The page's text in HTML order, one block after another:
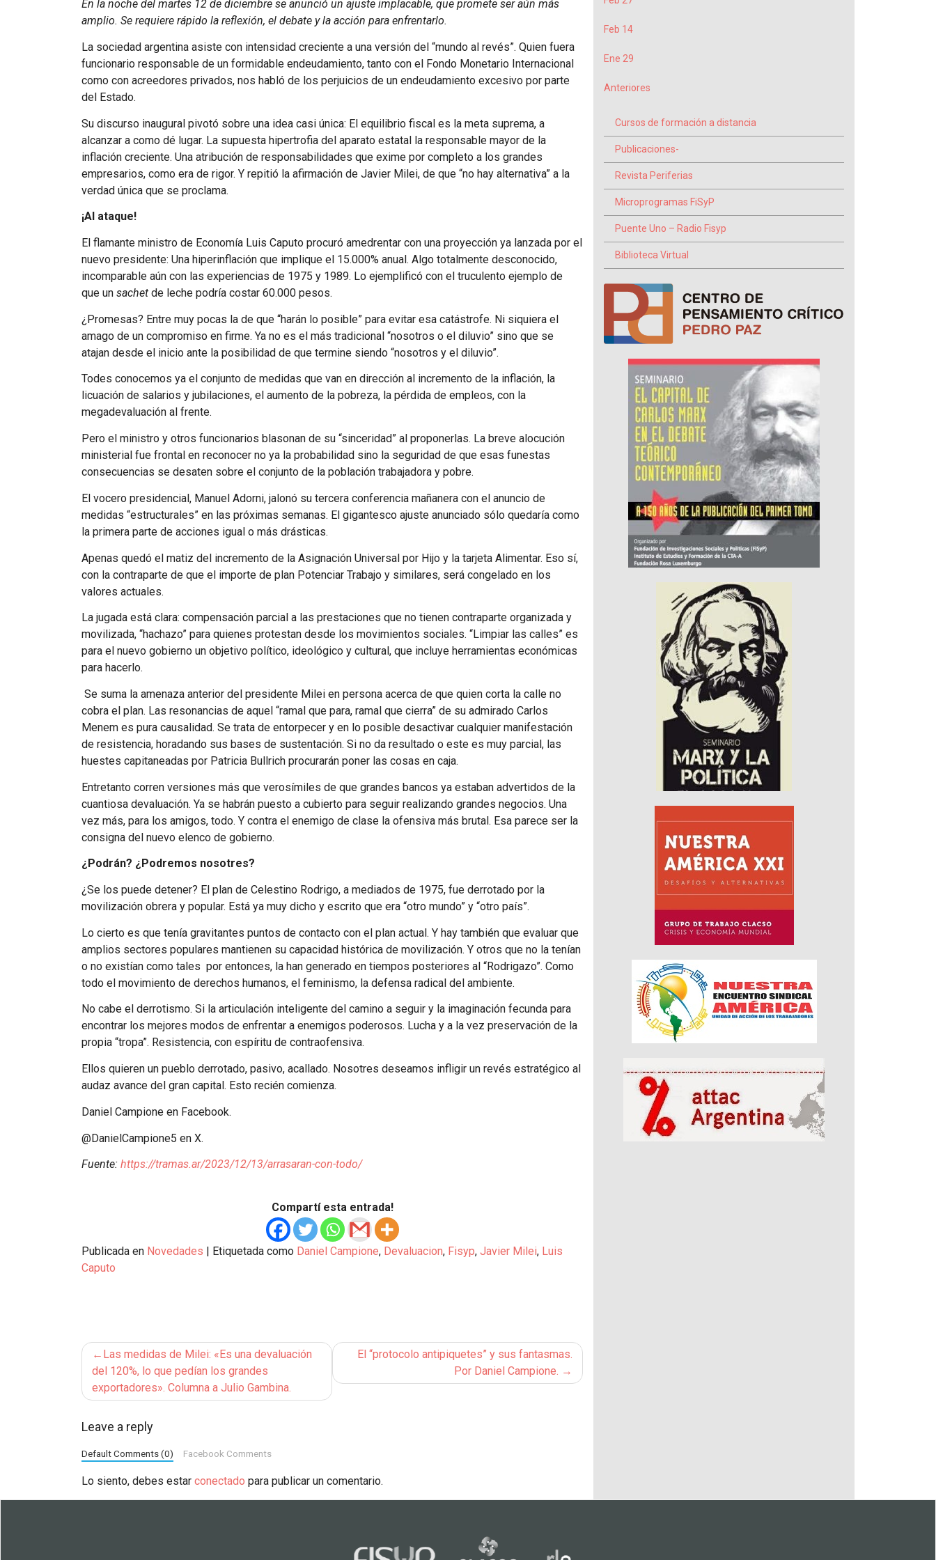
En la noche del martes 12 de diciembre se anunció un ajuste implacable, que promete ser aún más
amplio. Se requiere rápido la reflexión, el debate y la acción para enfrentarlo.
La sociedad argentina asiste con intensidad creciente a una versión del “mundo al revés”. Quien fuera
funcionario responsable de un formidable endeudamiento, tanto con el Fondo Monetario Internacional
como con acreedores privados, nos habló de los perjuicios de un endeudamiento excesivo por parte
del Estado.
Su discurso inaugural pivotó sobre una idea casi única: El equilibrio fiscal es la meta suprema, a
alcanzar a como dé lugar. La supuesta hipertrofia del aparato estatal la responsable mayor de la
inflación creciente. Una atribución de responsabilidades que exime por completo a los grandes
empresarios, como era de rigor. Y repitió la afirmación de Javier Milei, de que “no hay alternativa” a la
verdad única que se proclama.
¡Al ataque!
El flamante ministro de Economía Luis Caputo procuró amedrentar con una proyección ya lanzada por el
nuevo presidente: Una hiperinflación que implique el 15.000% anual. Algo totalmente desconocido,
incomparable aún con las experiencias de 1975 y 1989. Lo ejemplificó con el truculento ejemplo de
que un sachet de leche podría costar 60.000 pesos.
¿Promesas? Entre muy pocas la de que “harán lo posible” para evitar esa catástrofe. Ni siquiera el
amago de un compromiso en firme. Ya no es el más tradicional “nosotros o el diluvio” sino que se
atajan desde el inicio ante la posibilidad de que termine siendo “nosotros y el diluvio”.
Todes conocemos ya el conjunto de medidas que van en dirección al incremento de la inflación, la
licuación de salarios y jubilaciones, el aumento de la pobreza, la pérdida de empleos, con la
megadevaluación al frente.
Pero el ministro y otros funcionarios blasonan de su “sinceridad” al proponerlas. La breve alocución
ministerial fue frontal en reconocer no ya la probabilidad sino la seguridad de que esas funestas
consecuencias se desaten sobre el conjunto de la población trabajadora y pobre.
El vocero presidencial, Manuel Adorni, jalonó su tercera conferencia mañanera con el anuncio de
medidas “estructurales” en las próximas semanas. El gigantesco ajuste anunciado sólo quedaría como
la primera parte de acciones igual o más drásticas.
Apenas quedó el matiz del incremento de la Asignación Universal por Hijo y la tarjeta Alimentar. Eso sí,
con la contraparte de que el importe de plan Potenciar Trabajo y similares, será congelado en los
valores actuales.
La jugada está clara: compensación parcial a las prestaciones que no tienen contraparte organizada y
movilizada, “hachazo” para quienes protestan desde los movimientos sociales. “Limpiar las calles” es
para el nuevo gobierno un objetivo político, ideológico y cultural, que incluye herramientas económicas
para hacerlo.
Se suma la amenaza anterior del presidente Milei en persona acerca de que quien corta la calle no
cobra el plan. Las resonancias de aquel “ramal que para, ramal que cierra” de su admirado Carlos
Menem es pura causalidad. Se trata de entorpecer y en lo posible desactivar cualquier manifestación
de resistencia, horadando sus bases de sustentación. Si no da resultado o este es muy parcial, las
huestes capitaneadas por Patricia Bullrich procurarán poner las cosas en caja.
Entretanto corren versiones más que verosímiles de que grandes bancos ya estaban advertidos de la
cuantiosa devaluación. Ya se habrán puesto a cubierto para seguir realizando grandes negocios. Una
vez más, para los amigos, todo. Y contra el enemigo de clase la ofensiva más brutal. Esa parece ser la
consigna del nuevo elenco de gobierno.
¿Podrán? ¿Podremos nosotres?
¿Se los puede detener? El plan de Celestino Rodrigo, a mediados de 1975, fue derrotado por la
movilización obrera y popular. Está ya muy dicho y escrito que era “otro mundo” y “otro país”.
Lo cierto es que tenía gravitantes puntos de contacto con el plan actual. Y hay también que evaluar que
amplios sectores populares mantienen su capacidad histórica de movilización. Y otros que no la tenían
o no existían como tales por entonces, la han generado en tiempos posteriores al “Rodrigazo”. Como
todo el movimiento de derechos humanos, el feminismo, la defensa radical del ambiente.
No cabe el derrotismo. Si la articulación inteligente del camino a seguir y la imaginación fecunda para
encontrar los mejores modos de enfrentar a enemigos poderosos. Lucha y a la vez preservación de la
propia “tropa”. Resistencia, con espíritu de contraofensiva.
Ellos quieren un pueblo derrotado, pasivo, acallado. Nosotres deseamos infligir un revés estratégico al
audaz avance del gran capital. Esto recién comienza.
Daniel Campione en Facebook.
@DanielCampione5 en X.
Fuente: https://tramas.ar/2023/12/13/arrasaran-con-todo/
Compartí esta entrada!
Publicada en Novedades | Etiquetada como Daniel Campione, Devaluacion, Fisyp, Javier Milei, Luis
Caputo
Navegación
de
entradas
Las medidas de Milei: «Es una devaluación
del 120%, lo que pedían los grandes
exportadores». Columna a Julio Gambina.
El “protocolo antipiquetes” y sus fantasmas.
Por Daniel Campione.
Leave a reply
Default Comments (0) Facebook Comments
Lo siento, debes estar conectado para publicar un comentario.
Feb 14
Ene 29
Anteriores
Cursos de formación a distancia
Publicaciones-
Revista Periferias
Microprogramas FiSyP
Puente Uno – Radio Fisyp
Biblioteca Virtual